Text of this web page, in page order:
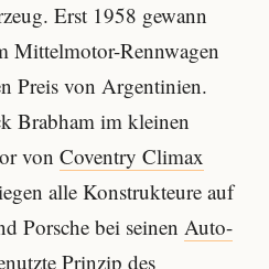
Erst 1958 gewann
Mittelmotor-Rennwagen
Preis von Argentinien.
Brabham im kleinen
von Coventry Climax
alle Konstrukteure auf
Porsche bei seinen Auto-
Prinzip des